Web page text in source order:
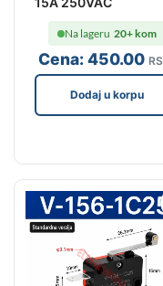
Cena:450.00
Na lageru 20+ kom
Dodaj u korpu